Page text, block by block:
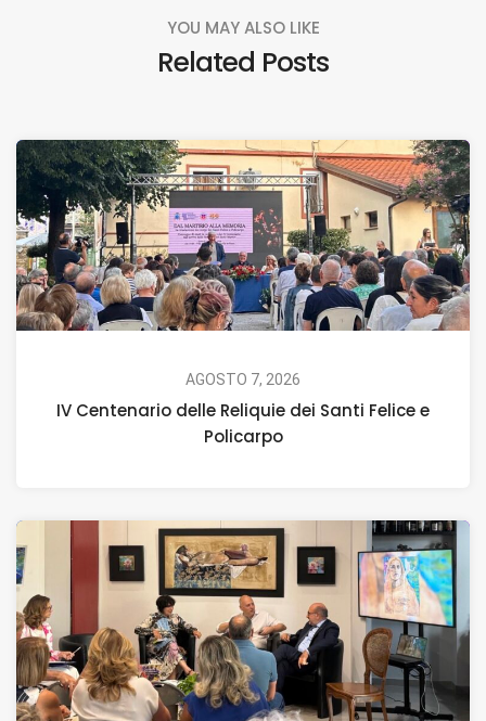
YOU MAY ALSO LIKE
Related Posts
AGOSTO 7, 2026
IV Centenario delle Reliquie dei Santi Felice e
Policarpo